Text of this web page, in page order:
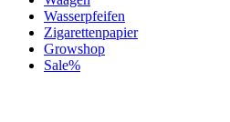
Wasserpfeifen
Zigarettenpapier
Growshop
Sale%